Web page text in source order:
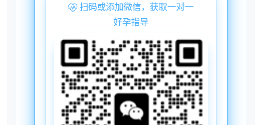
扫码或添加微信，获取一对一
好孕指导